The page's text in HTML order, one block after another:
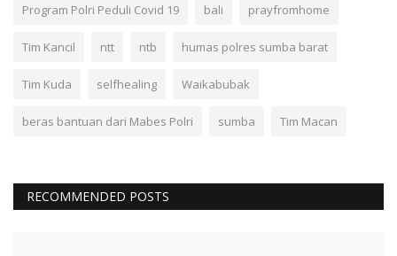
Program Polri Peduli Covid 19 bali prayfromhome
Tim Kancil ntt ntb humas polres sumba barat
Tim Kuda selfhealing Waikabubak
beras bantuan dari Mabes Polri sumba Tim Macan
RECOMMENDED POSTS